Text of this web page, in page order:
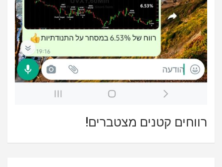
רווחים קטנים מצטברים!